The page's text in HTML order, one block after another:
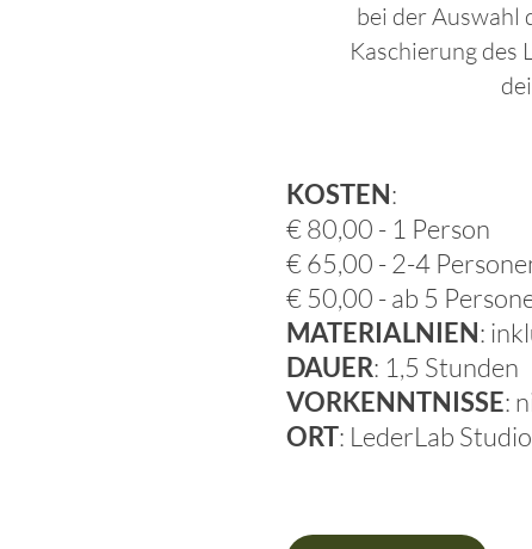
bei der Auswahl
Kaschierung des
KOSTEN:
€ 80,00 - 1 Person
€ 65,00 - 2-4
€ 50,00 - ab 5
MATERIALNIEN:
DAUER: 1,5 Stunden
VORKENNTNISSE:
ORT: LederLab